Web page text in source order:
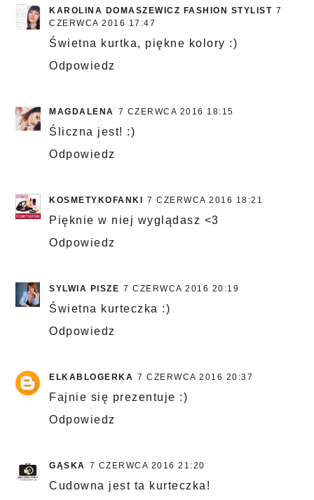
KAROLINA DOMASZEWICZ FASHION STYLIST 7
CZERWCA 2016 17:47
Świetna kurtka, piękne kolory :)
Odpowiedz
MAGDALENA 7 CZERWCA 2016 18:15
Śliczna jest! :)
Odpowiedz
KOSMETYKOFANKI 7 CZERWCA 2016 18:21
Pięknie w niej wyglądasz <3
Odpowiedz
SYLWIA PISZE 7 CZERWCA 2016 20:19
Świetna kurteczka :)
Odpowiedz
ELKABLOGERKA 7 CZERWCA 2016 20:37
Fajnie się prezentuje :)
Odpowiedz
GĄSKA 7 CZERWCA 2016 21:20
Cudowna jest ta kurteczka!